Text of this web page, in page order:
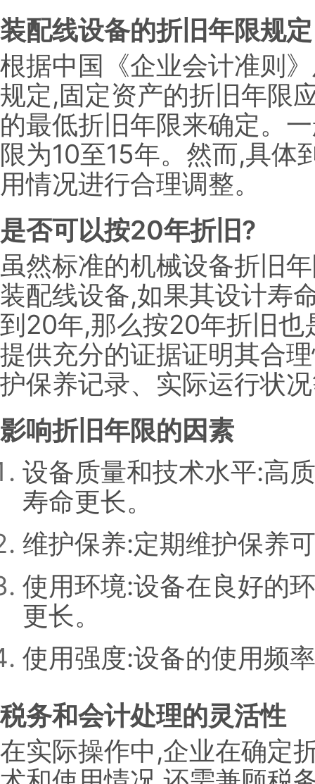
装配线设备的折旧年限规定
根据中国《企业会计准则
规定,固定资产的折旧年限
的最低折旧年限来确定。
限为10至15年。然而,具体
用情况进行合理调整。
是否可以按20年折旧?
虽然标准的机械设备折旧
装配线设备,如果其设计寿
到20年,那么按20年折旧
提供充分的证据证明其合
护保养记录、实际运行状
影响折旧年限的因素
设备质量和技术水平:高
寿命更长。
维护保养:定期维护保养
使用环境:设备在良好的
更长。
使用强度:设备的使用频
税务和会计处理的灵活性
在实际操作中,企业在确定